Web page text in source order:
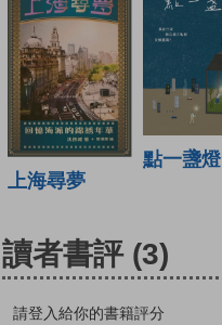
上海尋夢
點一盞燈
讀者書評 (3)
請登入給你的書籍評分